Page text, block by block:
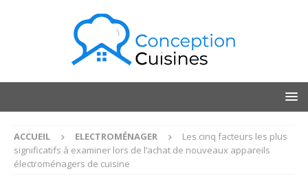
ACCUEIL ELECTROMÉNAGER
Les cinq facteurs les plus
significatifs à examiner lors de l’achat de nouveaux appareils
électroménagers de cuisine